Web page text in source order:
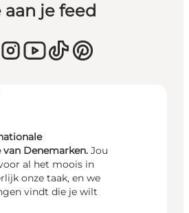
aan je feed
Denemarken. Jou
al het moois in
onze taak, en we
vindt die je wilt